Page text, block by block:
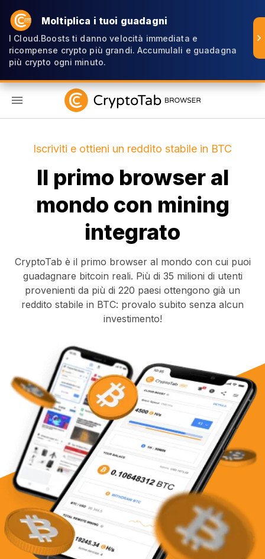
Moltiplica i tuoi guadagni
I Cloud.Boosts ti danno velocità immediata e
ricompense crypto più grandi. Accumulali e guadagna
più crypto ogni minuto.
Iscriviti e ottieni un reddito stabile in BTC
Il primo browser al
mondo con mining
integrato
CryptoTab è il primo browser al mondo con cui puoi
guadagnare bitcoin reali. Più di 35 milioni di utenti
provenienti da più di 220 paesi ottengono già un
reddito stabile in BTC: provalo subito senza alcun
investimento!